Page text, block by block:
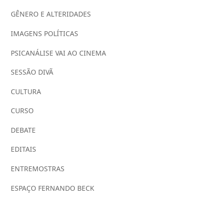
GÊNERO E ALTERIDADES
IMAGENS POLÍTICAS
PSICANÁLISE VAI AO CINEMA
SESSÃO DIVÃ
CULTURA
CURSO
DEBATE
EDITAIS
ENTREMOSTRAS
ESPAÇO FERNANDO BECK